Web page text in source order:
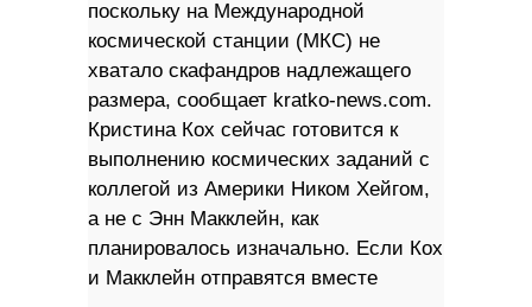
поскольку на Международной
космической станции (МКС) не
хватало скафандров надлежащего
размера, сообщает kratko-news.com.
Кристина Кох сейчас готовится к
выполнению космических заданий с
коллегой из Америки Ником Хейгом,
а не с Энн Макклейн, как
планировалось изначально. Если Кох
и Макклейн отправятся вместе